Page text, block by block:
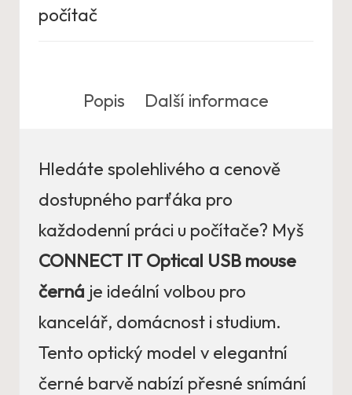
počítač
Popis Další informace
Hledáte spolehlivého a cenově
dostupného parťáka pro
každodenní práci u počítače? Myš
CONNECT IT Optical USB mouse
černá je ideální volbou pro
kancelář, domácnost i studium.
Tento optický model v elegantní
černé barvě nabízí přesné snímání